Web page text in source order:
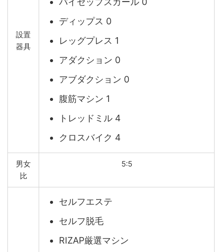
設置
器具
ディップス 0
レッグプレス 1
アダクション 0
アブダクション 0
腹筋マシン 1
トレッドミル 4
クロスバイク 4
男女
比
5:5
セルフエステ
セルフ脱毛
RIZAP厳選マシン